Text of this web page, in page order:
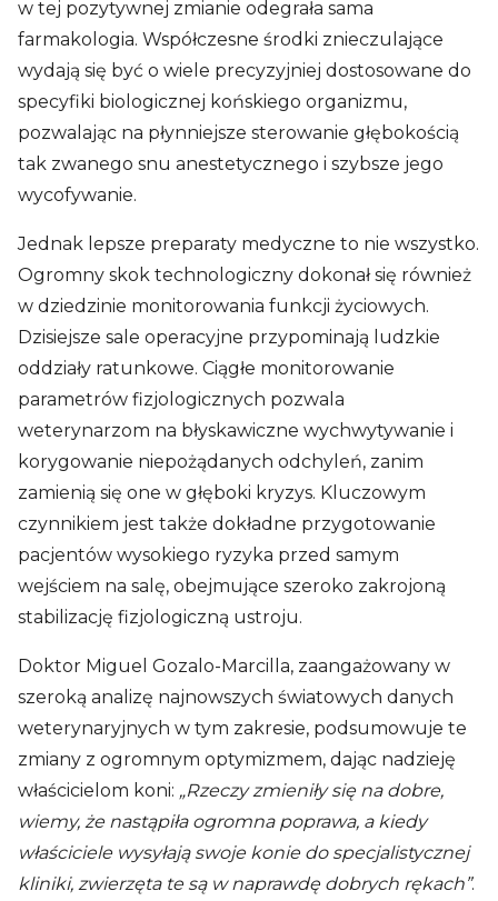
w tej pozytywnej zmianie odegrała sama
farmakologia. Współczesne środki znieczulające
wydają się być o wiele precyzyjniej dostosowane do
specyfiki biologicznej końskiego organizmu,
pozwalając na płynniejsze sterowanie głębokością
tak zwanego snu anestetycznego i szybsze jego
wycofywanie.
Jednak lepsze preparaty medyczne to nie wszystko.
Ogromny skok technologiczny dokonał się również
w dziedzinie monitorowania funkcji życiowych.
Dzisiejsze sale operacyjne przypominają ludzkie
oddziały ratunkowe. Ciągłe monitorowanie
parametrów fizjologicznych pozwala
weterynarzom na błyskawiczne wychwytywanie i
korygowanie niepożądanych odchyleń, zanim
zamienią się one w głęboki kryzys. Kluczowym
czynnikiem jest także dokładne przygotowanie
pacjentów wysokiego ryzyka przed samym
wejściem na salę, obejmujące szeroko zakrojoną
stabilizację fizjologiczną ustroju.
Doktor Miguel Gozalo-Marcilla, zaangażowany w
szeroką analizę najnowszych światowych danych
weterynaryjnych w tym zakresie, podsumowuje te
zmiany z ogromnym optymizmem, dając nadzieję
właścicielom koni: „Rzeczy zmieniły się na dobre,
wiemy, że nastąpiła ogromna poprawa, a kiedy
właściciele wysyłają swoje konie do specjalistycznej
kliniki, zwierzęta te są w naprawdę dobrych rękach”.